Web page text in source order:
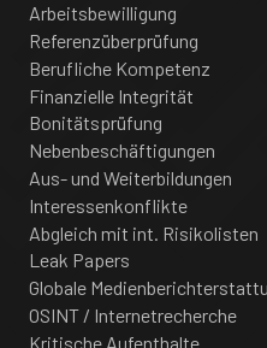
Arbeitsbewilligung
Referenzüberprüfung
Berufliche Kompetenz
Finanzielle Integrität
Bonitätsprüfung
Nebenbeschäftigungen
Aus- und Weiterbildungen
Interessenkonflikte
Abgleich mit int. Risikolisten
Leak Papers
Globale
OSINT / Internetrecherche
Kritische Aufenthalte